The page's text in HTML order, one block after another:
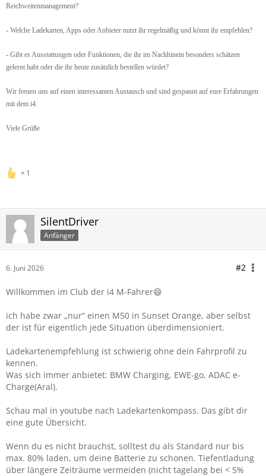
Reichweitenmanagement?
- Welche Ladekarten, Apps oder Anbieter nutzt ihr regelmäßig und könnt ihr empfehlen?
- Gibt es Ausstattungen oder Funktionen, die ihr im Nachhinein besonders schätzen
gelernt habt oder die ihr heute zusätzlich bestellen würdet?
Wir freuen uns auf einen interessanten Austausch und sind gespannt auf eure Erfahrungen
mit dem i4.
Viele Grüße
1
SilentDriver
Anfänger
6. Juni 2026 #2
Willkommen im Club der i4 M-Fahrer😄
ich habe zwar „nur“ einen M50 in Sunset Orange, aber selbst
der ist für eigentlich jede Situation überdimensioniert.
Ladekartenempfehlung ist schwierig ohne dein Fahrprofil zu
kennen.
Was sich immer anbietet: BMW Charging, EWE-go, ADAC e-
Charge(Aral).
Schau mal in youtube nach Ladekartenkompass. Das gibt dir
eine gute Übersicht.
Wenn du es nicht brauchst, solltest du als Standard nur bis
max. 80% laden, um deine Batterie zu schonen. Tiefentladung
über längere Zeiträume vermeiden (nicht tagelang bei < 5%